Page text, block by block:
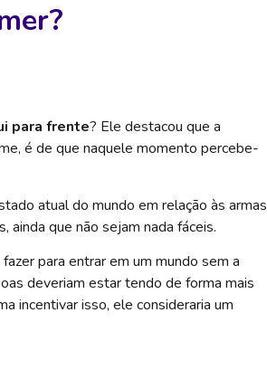
para frente? Ele destacou que a
é de que naquele momento percebe-
atual do mundo em relação às armas
que não sejam nada fáceis.
para entrar em um mundo sem a
deveriam estar tendo de forma mais
incentivar isso, ele consideraria um